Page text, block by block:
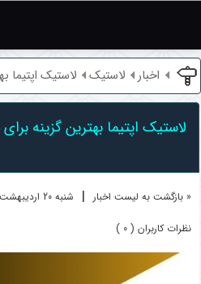
اخبار لاستیک لاستیک اپتیما
لاستیک اپتیما بهترین گزینه
« بازگشت به لیست اخبار | شنبه 20 ارديبهشت 1404 در ساعت 0 و 0 دقیقه
نظرات کاربران ( 0 )